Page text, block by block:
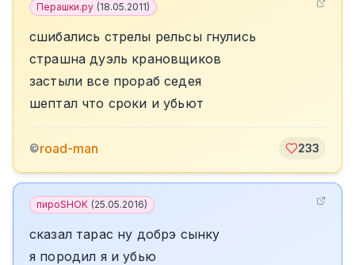
Перашки.ру (18.05.2011)
сшибались стрелы рельсы гнулись
страшна дуэль крановщиков
застыли все прораб седея
шептал что сроки и убьют
©road-man 233
пироSHOK (25.05.2016)
сказал тарас ну добрэ сынку
я породил я и убью